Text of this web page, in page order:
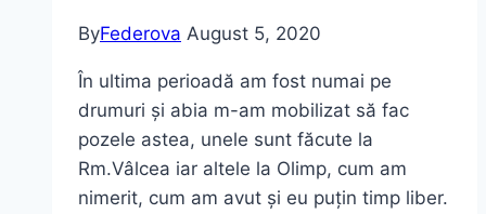
ByFederova August 5, 2020
În ultima perioadă am fost numai pe
drumuri și abia m-am mobilizat să fac
pozele astea, unele sunt făcute la
Rm.Vâlcea iar altele la Olimp, cum am
nimerit, cum am avut și eu puțin timp liber.